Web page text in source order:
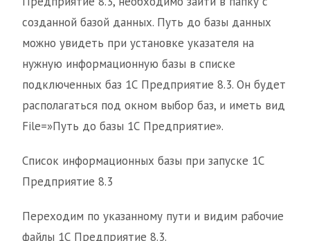
созданной базой данных. Путь до базы данных
можно увидеть при установке указателя на
нужную информационную базы в списке
подключенных баз 1С Предприятие 8.3. Он будет
располагаться под окном выбор баз, и иметь вид
File=»Путь до базы 1С Предприятие».
Список информационных базы при запуске 1С
Предприятие 8.3
Переходим по указанному пути и видим рабочие
файлы 1С Предприятие 8.3.